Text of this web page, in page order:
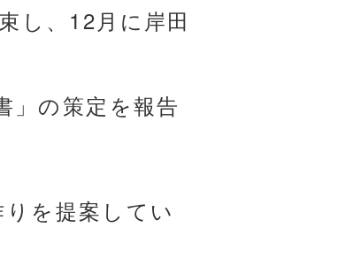
し、12月に岸田
」の策定を報告
を提案してい